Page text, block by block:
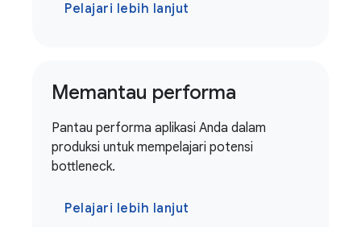
Pelajari lebih lanjut
Memantau performa
Pantau performa aplikasi Anda dalam
produksi untuk mempelajari potensi
bottleneck.
Pelajari lebih lanjut